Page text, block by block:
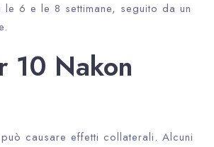
6 e le 8 settimane, seguito da un
10 Nakon
può causare effetti collaterali. Alcuni